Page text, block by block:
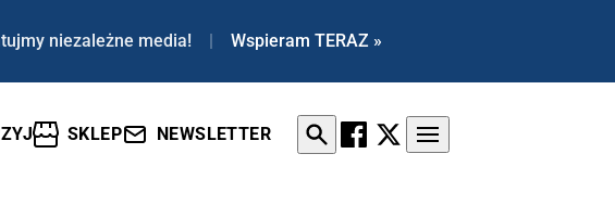
niezależne media! | Wspieram TERAZ »
SKLEP NEWSLETTER